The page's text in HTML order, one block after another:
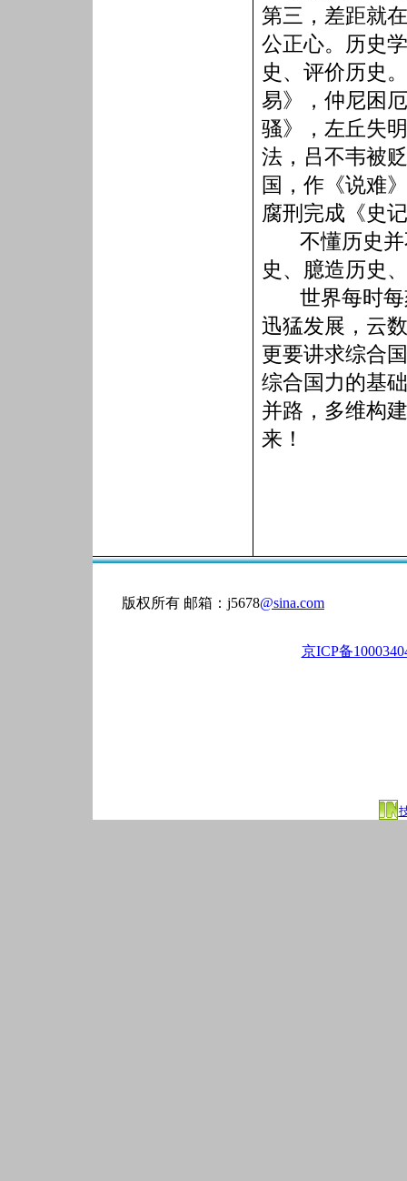
第三，差距就
公正心。历史
史、评价历史
易》，仲尼困
骚》，左丘失
法，吕不韦被
国，作《说难
腐刑完成《史
不懂历史
史、臆造历史
世界每时
迅猛发展，云
更要讲求综合
综合国力的基
并路，多维构
来！
版权所有 邮箱：j5678@sina.com
京ICP备